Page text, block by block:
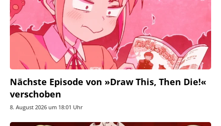
Nächste Episode von »Draw This, Then Die!«
verschoben
8. August 2026 um 18:01 Uhr